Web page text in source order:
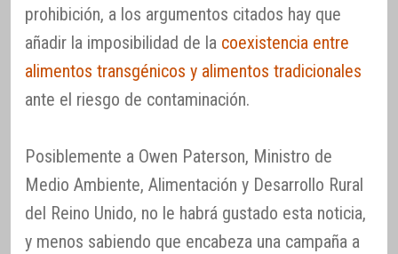
prohibición, a los argumentos citados hay que
añadir la imposibilidad de la coexistencia entre
alimentos transgénicos y alimentos tradicionales
ante el riesgo de contaminación.
Posiblemente a Owen Paterson, Ministro de
Medio Ambiente, Alimentación y Desarrollo Rural
del Reino Unido, no le habrá gustado esta noticia,
y menos sabiendo que encabeza una campaña a